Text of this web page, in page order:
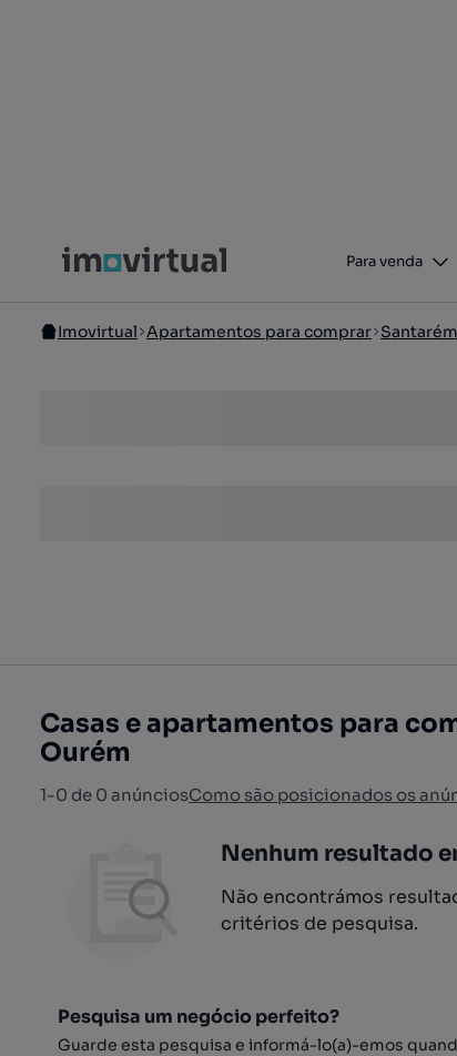
Para venda
Imovirtual Apartamentos para comprar Santarém
Casas e apartamentos para
Ourém
1-0 de 0 anúnciosComo são posicionados os
Nenhum resultado
Não encontrámos
critérios de pesquisa.
Pesquisa um negócio perfeito?
Guarde esta pesquisa e informá-lo(a)-emos